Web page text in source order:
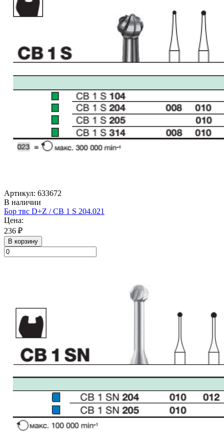
Артикул: 633672
В наличии
Бор твс D+Z / CB 1 S 204.021
Цена:
236 ₽
В корзину